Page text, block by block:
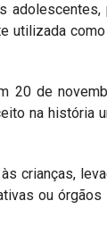
adolescentes,
utilizada como
20 de
na história
crianças,
ou